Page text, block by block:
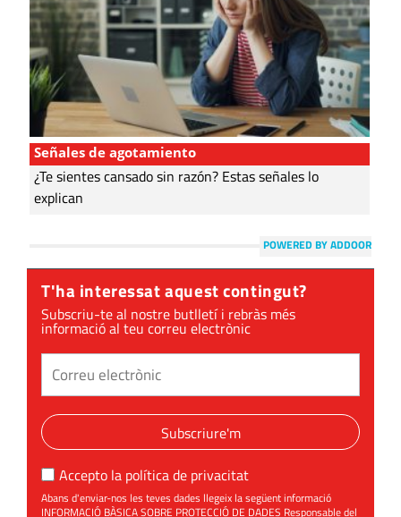
Señales de agotamiento
¿Te sientes cansado sin razón? Estas señales lo
explican
POWERED BY ADDOOR
T'ha interessat aquest contingut?
Subscriu-te al nostre butlletí i rebràs més
informació al teu correu electrònic
Subscriure'm
Accepto la política de privacitat
Abans d'enviar-nos les teves dades llegeix la següent informació
INFORMACIÓ BÀSICA SOBRE PROTECCIÓ DE DADES Responsable del